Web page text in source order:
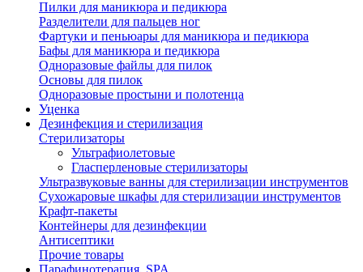
Пилки для маникюра и педикюра
Разделители для пальцев ног
Фартуки и пеньюары для маникюра и педикюра
Бафы для маникюра и педикюра
Одноразовые файлы для пилок
Основы для пилок
Одноразовые простыни и полотенца
Уценка
Дезинфекция и стерилизация
Стерилизаторы
Ультрафиолетовые
Гласперленовые стерилизаторы
Ультразвуковые ванны для стерилизации инструментов
Сухожаровые шкафы для стерилизации инструментов
Крафт-пакеты
Контейнеры для дезинфекции
Антисептики
Прочие товары
Парафинотерапия, SPA